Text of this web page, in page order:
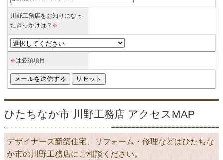
川野工務店をお知りになっ
たきっかけは？ ※
※は必須項目
ひたちなか市 川野工務店 アクセスMAP
デザイナーズ新築住宅、リフォーム・修理などはひたちな
か市の川野工務店にご相談ください。